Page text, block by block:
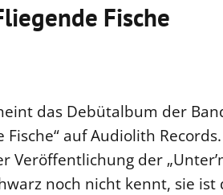
Fische
das Debütalbum der
Fische“ auf Audiolith
Veröffentlichung der
noch nicht kennt, sie ist